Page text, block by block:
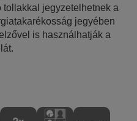
tollakkal jegyzetelhetnek a
jegyében
is használhatják a